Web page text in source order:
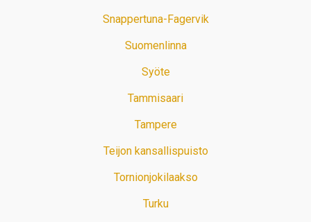
Snappertuna-Fagervik
Suomenlinna
Syöte
Tammisaari
Tampere
Teijon kansallispuisto
Tornionjokilaakso
Turku